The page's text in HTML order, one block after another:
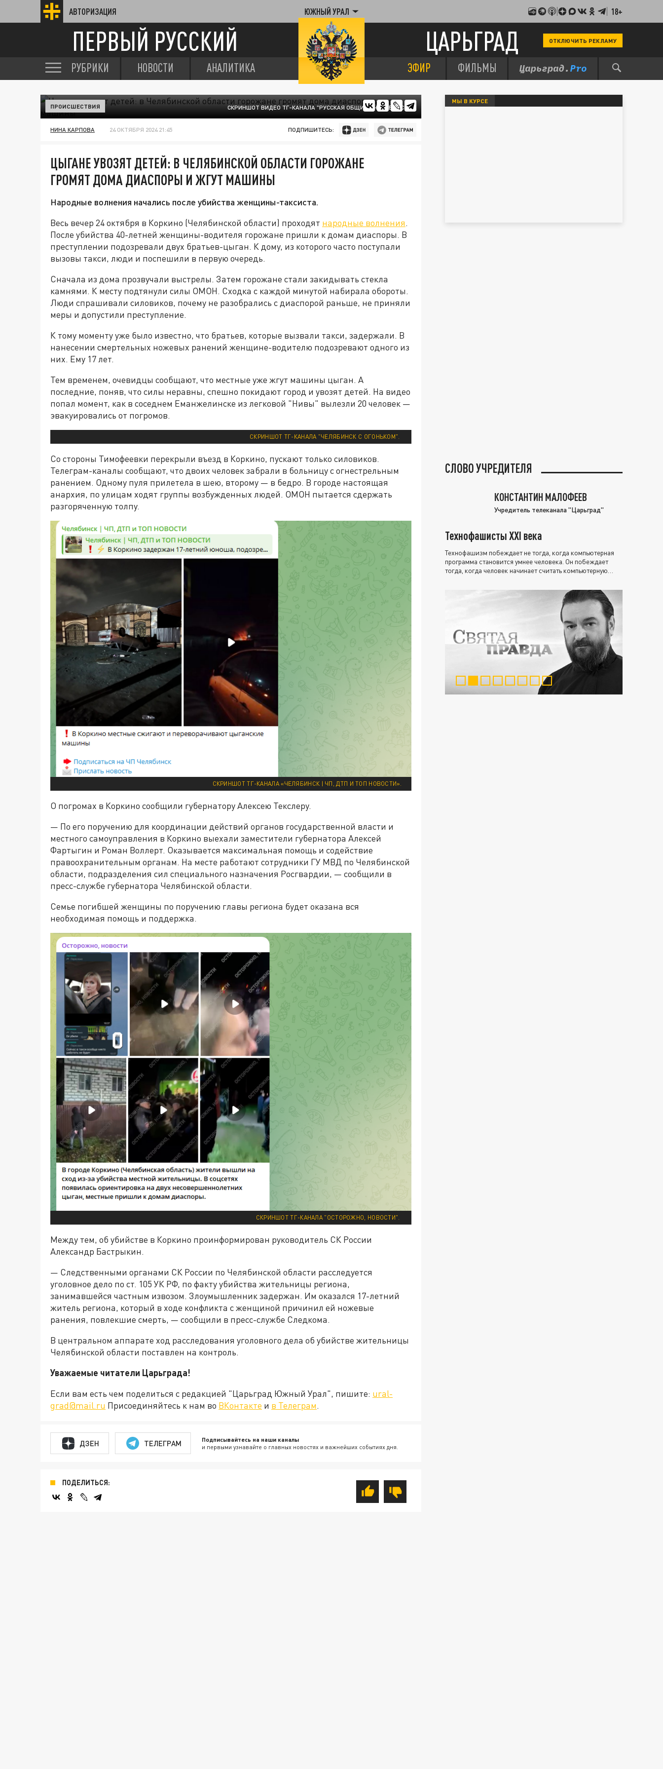
АВТОРИЗАЦИЯ ЮЖНЫЙ УРАЛ 18+
ПЕРВЫЙ РУССКИЙ ЦАРЬГРАД ОТКЛЮЧИТЬ РЕКЛАМУ
РУБРИКИ НОВОСТИ АНАЛИТИКА ЭФИР ФИЛЬМЫ
СКРИНШОТ ВИДЕО ТГ-КАНАЛА "РУССКАЯ ОБЩИНА ЧЕЛЯБИНСК".
ПРОИСШЕСТВИЯ
НИНА КАРПОВА 24 ОКТЯБРЯ 2024 21:45 ПОДПИШИТЕСЬ:
ЦЫГАНЕ УВОЗЯТ ДЕТЕЙ: В ЧЕЛЯБИНСКОЙ ОБЛАСТИ ГОРОЖАНЕ
ГРОМЯТ ДОМА ДИАСПОРЫ И ЖГУТ МАШИНЫ
Народные волнения начались после убийства женщины-таксиста.
Весь вечер 24 октября в Коркино (Челябинской области) проходят народные волнения.
После убийства 40-летней женщины-водителя горожане пришли к домам диаспоры. В
преступлении подозревали двух братьев-цыган. К дому, из которого часто поступали
вызовы такси, люди и поспешили в первую очередь.
Сначала из дома прозвучали выстрелы. Затем горожане стали закидывать стекла
камнями. К месту подтянули силы ОМОН. Сходка с каждой минутой набирала обороты.
Люди спрашивали силовиков, почему не разобрались с диаспорой раньше, не приняли
меры и допустили преступление.
К тому моменту уже было известно, что братьев, которые вызвали такси, задержали. В
нанесении смертельных ножевых ранений женщине-водителю подозревают одного из
них. Ему 17 лет.
Тем временем, очевидцы сообщают, что местные уже жгут машины цыган. А
последние, поняв, что силы неравны, спешно покидают город и увозят детей. На видео
попал момент, как в соседнем Еманжелинске из легковой "Нивы" вылезли 20 человек —
эвакуировались от погромов.
СКРИНШОТ ТГ-КАНАЛА "ЧЕЛЯБИНСК С ОГОНЬКОМ".
Со стороны Тимофеевки перекрыли въезд в Коркино, пускают только силовиков.
Телеграм-каналы сообщают, что двоих человек забрали в больницу с огнестрельным
ранением. Одному пуля прилетела в шею, второму — в бедро. В городе настоящая
анархия, по улицам ходят группы возбужденных людей. ОМОН пытается сдержать
разгоряченную толпу.
СКРИНШОТ ТГ-КАНАЛА «ЧЕЛЯБИНСК | ЧП, ДТП И ТОП НОВОСТИ».
О погромах в Коркино сообщили губернатору Алексею Текслеру.
— По его поручению для координации действий органов государственной власти и
местного самоуправления в Коркино выехали заместители губернатора Алексей
Фартыгин и Роман Воллерт. Оказывается максимальная помощь и содействие
правоохранительным органам. На месте работают сотрудники ГУ МВД по Челябинской
области, подразделения сил специального назначения Росгвардии, — сообщили в
пресс-службе губернатора Челябинской области.
Семье погибшей женщины по поручению главы региона будет оказана вся
необходимая помощь и поддержка.
СКРИНШОТ ТГ-КАНАЛА "ОСТОРОЖНО, НОВОСТИ".
Между тем, об убийстве в Коркино проинформирован руководитель СК России
Александр Бастрыкин.
— Следственными органами СК России по Челябинской области расследуется
уголовное дело по ст. 105 УК РФ, по факту убийства жительницы региона,
занимавшейся частным извозом. Злоумышленник задержан. Им оказался 17-летний
житель региона, который в ходе конфликта с женщиной причинил ей ножевые
ранения, повлекшие смерть, — сообщили в пресс-службе Следкома.
В центральном аппарате ход расследования уголовного дела об убийстве жительницы
Челябинской области поставлен на контроль.
Уважаемые читатели Царьграда!
Если вам есть чем поделиться с редакцией "Царьград Южный Урал", пишите: ural-
grad@mail.ru Присоединяйтесь к нам во ВКонтакте и в Телеграм.
ДЗЕН ТЕЛЕГРАМ Подписывайтесь на наши каналы
и первыми узнавайте о главных новостях и важнейших событиях дня.
ПОДЕЛИТЬСЯ:
МЫ В КУРСЕ
СЛОВО УЧРЕДИТЕЛЯ
КОНСТАНТИН МАЛОФЕЕВ
Учредитель телеканала "Царьград"
Технофашисты XXI века
Технофашизм побеждает не тогда, когда компьютерная
программа становится умнее человека. Он побеждает
тогда, когда человек начинает считать компьютерную